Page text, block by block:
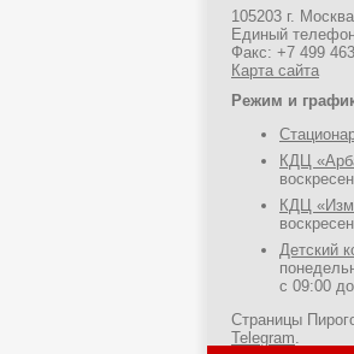
105203 г.
Единый телефон
Факс: +7 499
Карта сайта
Режим и
КДЦ
КДЦ
Детский
с 09:00
Страницы
Telegram